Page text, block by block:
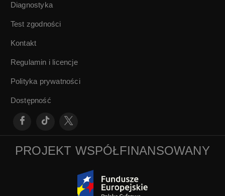
Diagnostyka
Test zgodności
Kontakt
Regulamin i licencje
Polityka prywatności
Dostępność
PROJEKT WSPÓŁFINANSOWANY